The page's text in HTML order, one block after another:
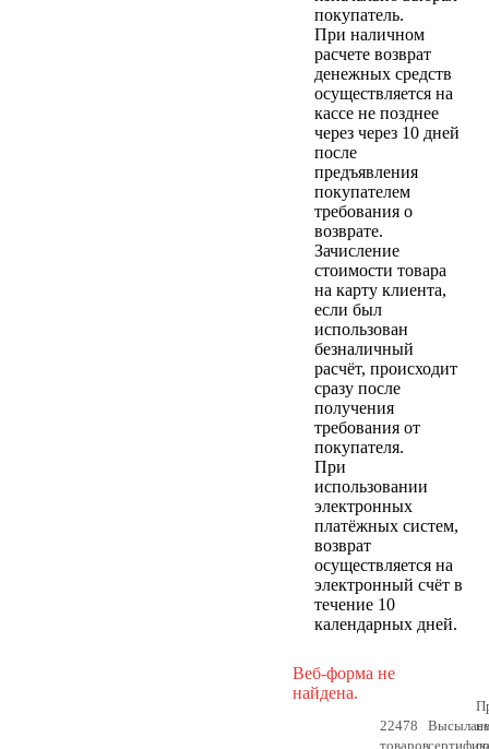
покупатель.
При наличном
расчете возврат
денежных средств
осуществляется на
кассе не позднее
через через 10 дней
после
предъявления
покупателем
требования о
возврате.
Зачисление
стоимости товара
на карту клиента,
если был
использован
безналичный
расчёт, происходит
сразу после
получения
требования от
покупателя.
При
использовании
электронных
платёжных систем,
возврат
осуществляется на
электронный счёт в
течение 10
календарных дней.
Веб-форма не
найдена.
22478
товаров